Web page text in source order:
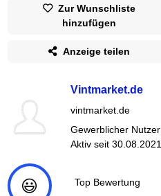
Zur Wunschliste
hinzufügen
Anzeige teilen
Vintmarket.de
vintmarket.de
Gewerblicher Nutzer
Aktiv seit 30.08.2021
😃 Top Bewertung